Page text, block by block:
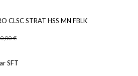
CLSC STRAT HSS MN FBLK
€
SFT